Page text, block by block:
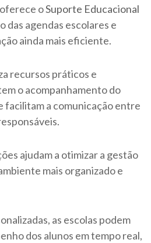
oSuporte Educacional
das agendas escolares e
ainda mais eficiente.
recursos práticos e
o acompanhamento do
facilitam a comunicação entre
ajudam a otimizar a gestão
mais organizado e
as escolas podem
dos alunos em tempo real,